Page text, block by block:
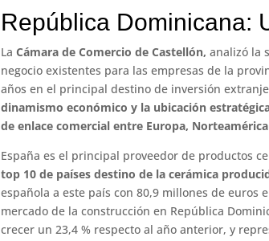
República Dominicana:
LaCámara de Comercio de Castellón, analizó la
negocio existentes para las empresas de la
años en el principal destino de inversión
dinamismo económico y la ubicación
de enlace comercial entre Europa,
España es el principal proveedor de productos
top 10 de países destino de la cerámica
española a este país con 80,9 millones de euros
mercado de la construcción en República
crecer un 23,4 % respecto al año anterior, y